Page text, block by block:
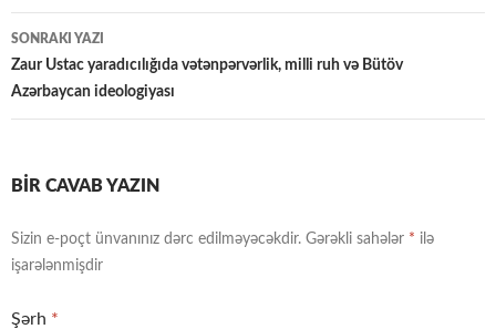
naviqasiya
SONRAKI YAZI
Zaur Ustac yaradıcılığıda vətənpərvərlik, milli ruh və Bütöv
Azərbaycan ideologiyası
BIR CAVAB YAZIN
Sizin e-poçt ünvanınız dərc edilməyəcəkdir. Gərəkli sahələr * ilə
işarələnmişdir
Şərh *